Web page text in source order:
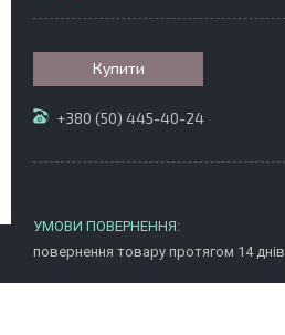
Купити
+380 (50) 445-40-24
повернення товару протягом 14 днів